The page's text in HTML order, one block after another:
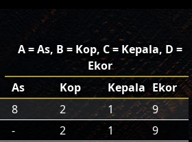
A = As, B = Kop, C = Kepala, D =
Ekor
As
Kop Kepala Ekor
8 2 1
9
- 2 1
9